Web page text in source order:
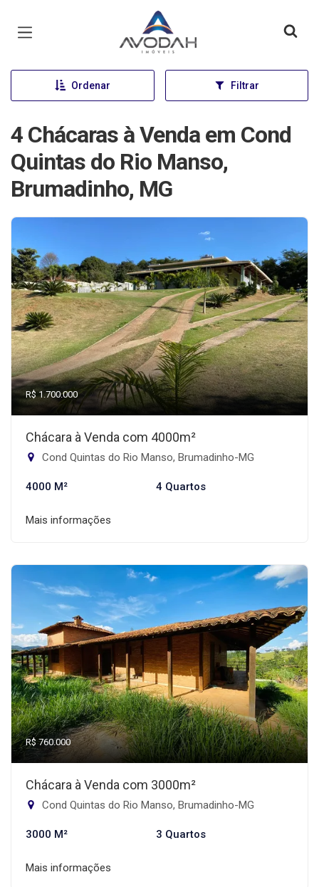
Página inicial
Ordenar Filtrar
4 Chácaras à Venda em Cond
Quintas do Rio Manso,
Brumadinho, MG
R$ 1.700.000
Chácara à Venda com 4000m²
Cond Quintas do Rio Manso, Brumadinho-MG
4000 M² 4 Quartos
Mais informações
R$ 760.000
Chácara à Venda com 3000m²
Cond Quintas do Rio Manso, Brumadinho-MG
3000 M² 3 Quartos
Mais informações